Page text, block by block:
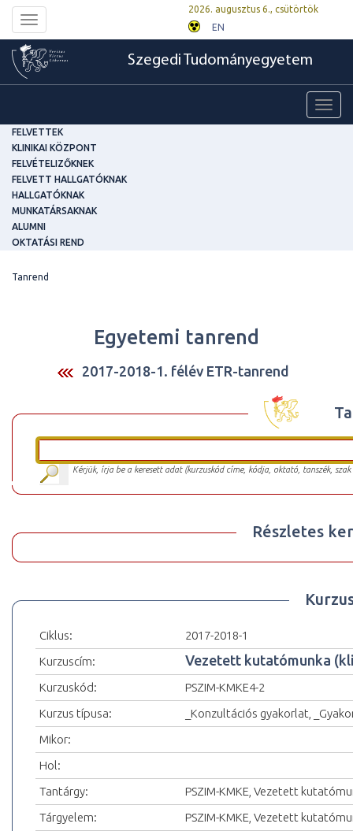
Toggle
navigation
2026. augusztus 6., csütörtök
EN
Szegedi Tudományegyetem
FELVETTEK
KLINIKAI KÖZPONT
FELVÉTELIZŐKNEK
FELVETT HALLGATÓKNAK
HALLGATÓKNAK
MUNKATÁRSAKNAK
ALUMNI
OKTATÁSI REND
Tanrend
Egyetemi tanrend
2017-2018-1. félév ETR-tanrend
Kérjük, írja be a keresett adat (kurzuskód címe, kódja, oktató, tanszék,
Részletes
Ciklus:
2017-2018-1
Kurzuscím:
Vezetett kutatómunka
Kurzuskód:
PSZIM-KMKE4-2
Kurzus típusa:
_Konzultációs gyakorlat,
Mikor:
Hol:
Tantárgy:
PSZIM-KMKE, Vezetett
Tárgyelem:
PSZIM-KMKE, Vezetett